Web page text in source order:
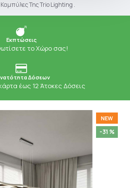
Της Trio Lighting .
Εκπτώσεις
το Χώρο σας!
Δόσεων
έως 12 Άτοκες Δόσεις
NEW
-31 %